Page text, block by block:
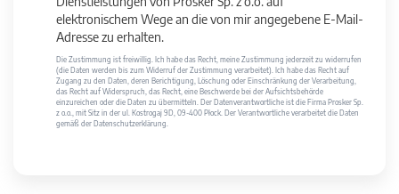
elektronischem Wege an die von mir angegebene E-Mail-
Adresse zu erhalten.
Die Zustimmung ist freiwillig. Ich habe das Recht, meine Zustimmung jederzeit zu widerrufen
(die Daten werden bis zum Widerruf der Zustimmung verarbeitet). Ich habe das Recht auf
Zugang zu den Daten, deren Berichtigung, Löschung oder Einschränkung der Verarbeitung,
das Recht auf Widerspruch, das Recht, eine Beschwerde bei der Aufsichtsbehörde
einzureichen oder die Daten zu übermitteln. Der Datenverantwortliche ist die Firma Prosker Sp.
z o.o., mit Sitz in der ul. Kostrogaj 9D, 09-400 Płock. Der Verantwortliche verarbeitet die Daten
gemäß der Datenschutzerklärung.